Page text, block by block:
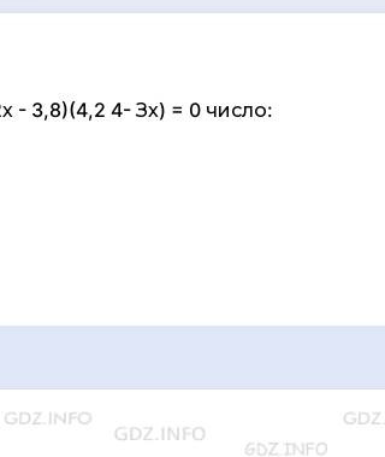
- 3,8)(4,2 4- Зх) = 0 число: